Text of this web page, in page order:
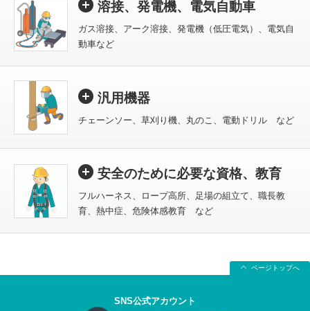
溶接、発電機、電気自動車
ガス溶接、アーク溶接、発電機（低圧電気）、電気自
動車など
汎用機器
チェーンソー、草刈り機、丸のこ、電動ドリル など
安全のために必要な資格、教育
フルハーネス、ロープ高所、足場の組立て、職長教
育、熱中症、危険体感教育 など
ページトップへ
SNS公式アカウント